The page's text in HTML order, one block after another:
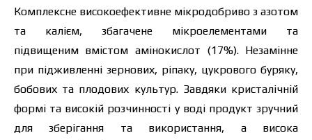
Комплексне високоефективне мікродобриво з азотом
та калієм, збагачене мікроелементами та
підвищеним вмістом амінокислот (17%). Незамінне
при підживленні зернових, ріпаку, цукрового буряку,
бобових та плодових культур. Завдяки кристалічній
формі та високій розчинності у воді продукт зручний
для зберігання та використання, а висока
Замовити
захисту персональних даних.
Зв’язатися з менеджером Makosh
Завантажити каталог